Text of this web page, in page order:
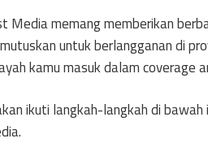
Media memang memberikan
untuk berlangganan di
kamu masuk dalam coverage
ikuti langkah-langkah di